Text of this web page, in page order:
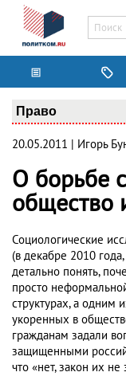
Право
20.05.2011 | Игорь
О борьбе
общество
Социологические
(в декабре 2010
детально понять,
просто
структурах, а одним
укоренных в
гражданам задали
защищенными
что «нет, закон их